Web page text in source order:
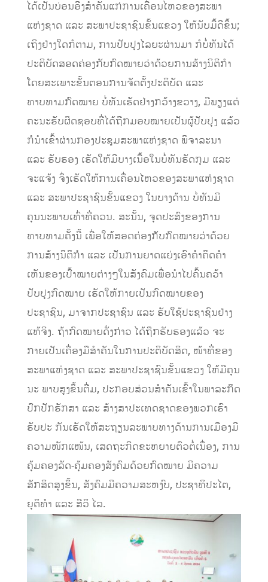
ໄດ້ເປັນບ່ອນອີງສຳຄັນແກ່ການເຄື່ອນໄຫວຂອງສະພາ
ແຫ່ງຊາດ ແລະ ສະພາປະຊາຊົນຂັ້ນແຂວງ ໃຫ້ນັບມື້ດີຂຶ້ນ;
ເຖິງຢ່າງໃດກໍຕາມ, ການປັບປຸງໄລຍະຜ່ານມາ ກໍບໍ່ທັນໄດ້
ປະຕິບັດສອດຄ່ອງກັບກົດໝາຍວ່າດ້ວຍການສ້າງນິຕິກຳ
ໂດຍສະເພາະຂັ້ນຕອນການຈັດຕັ້ງປະຕິບັດ ແລະ
ທາບທາມກົດໝາຍ ບໍ່ທັນເຮັດຢ່າງກວ້າງຂວາງ, ມີພຽງແຕ່
ຄະນະຮັບຜິດຊອບທີ່ໄດ້ຖືກມອບໝາຍເປັນຜູ້ປັບປຸງ ແລ້ວ
ກໍນຳເຂົ້າຜ່ານກອງປະຊຸມສະພາແຫ່ງຊາດ ພິຈາລະນາ
ແລະ ຮັບຮອງ ເຮັດໃຫ້ມີບາງເນື້ອໃນບໍ່ທັນຮັດກຸມ ແລະ
ຈະແຈ້ງ ຈຶ່ງເຮັດໃຫ້ການເຄື່ອນໄຫວຂອງສະພາແຫ່ງຊາດ
ແລະ ສະພາປະຊາຊົນຂັ້ນແຂວງ ໃນບາງດ້ານ ບໍ່ທັນມີ
ຄຸນນະພາບເທົ່າທີ່ຄວນ. ສະນັ້ນ, ຈຸດປະສົງຂອງການ
ທາບທາມຄັ້ງນີ້ ເພື່ອໃຫ້ສອດຄ່ອງກັບກົດໝາຍວ່າດ້ວຍ
ການສ້າງນິຕິກຳ ແລະ ເປັນການຍາດແຍ່ງເອົາຄຳຄິດຄຳ
ເຫັນຂອງເປົ້າໝາຍຕ່າງໆໃນສັງຄົມເພື່ອນຳໄປຄົ້ນຄວ້າ
ປັບປຸງກົດໝາຍ ເຮັດໃຫ້ກາຍເປັນກົດໝາຍຂອງ
ປະຊາຊົນ, ມາຈາກປະຊາຊົນ ແລະ ຮັບໃຊ້ປະຊາຊົນຢ່າງ
ແທ້ຈິງ. ຖ້າກົດໝາຍດັ່ງກ່າວ ໄດ້ຖືກຮັບຮອງແລ້ວ ຈະ
ກາຍເປັນເຄື່ອງມືສຳຄັນໃນການປະຕິບັດສິດ, ໜ້າທີ່ຂອງ
ສະພາແຫ່ງຊາດ ແລະ ສະພາປະຊາຊົນຂັ້ນແຂວງ ໃຫ້ມີຄຸນ
ນະ ພາບສູງຂຶ້ນຕື່ມ, ປະກອບສ່ວນສຳຄັນເຂົ້າໃນພາລະກິດ
ປົກປັກຮັກສາ ແລະ ສ້າງສາປະເທດຊາດຂອງພວກເຮົາ
ຮັບປະ ກັນເຮັດໃຫ້ສະຖຽນລະພາບທາງດ້ານການເມືອງມີ
ຄວາມໜັກແໜ້ນ, ເສດຖະກິດຂະຫຍາຍຕົວຕໍ່ເນື່ອງ, ການ
ຄຸ້ມຄອງລັດ-ຄຸ້ມຄອງສັງຄົມດ້ວຍກົດໝາຍ ມີຄວາມ
ສັກສິດສູງຂຶ້ນ, ສັງຄົມມີຄວາມສະຫງົບ, ປະຊາທິປະໄຕ,
ຍຸຕິທຳ ແລະ ສີວິ ໄລ.